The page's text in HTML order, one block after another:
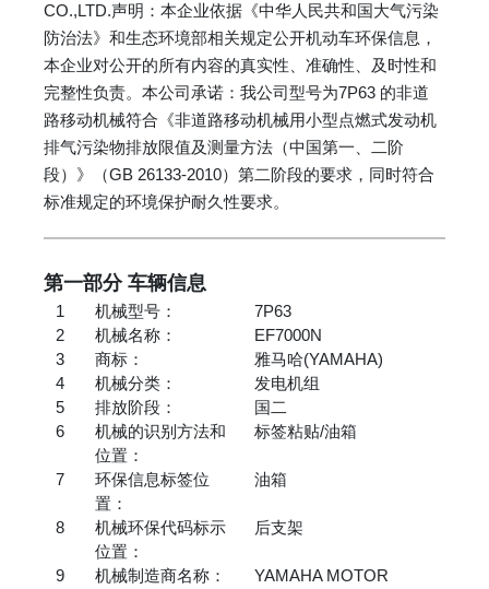
CO.,LTD.声明：本企业依据《中华人民共和国大气污染
防治法》和生态环境部相关规定公开机动车环保信息，
本企业对公开的所有内容的真实性、准确性、及时性和
完整性负责。本公司承诺：我公司型号为7P63 的非道
路移动机械符合《非道路移动机械用小型点燃式发动机
排气污染物排放限值及测量方法（中国第一、二阶
段）》（GB 26133-2010）第二阶段的要求，同时符合
标准规定的环境保护耐久性要求。
第一部分 车辆信息
1 机械型号：
7P63
2
机械名称：
EF7000N
3
商标：
雅马哈(YAMAHA)
4
机械分类：
发电机组
5
排放阶段：
国二
6
机械的识别方法和
位置：
标签粘贴/油箱
7
环保信息标签位
置：
油箱
8
机械环保代码标示
位置：
后支架
9 机械制造商名称：
YAMAHA MOTOR